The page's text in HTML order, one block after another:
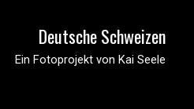
Deutsche Schweizen
Ein Fotoprojekt von Kai Seele